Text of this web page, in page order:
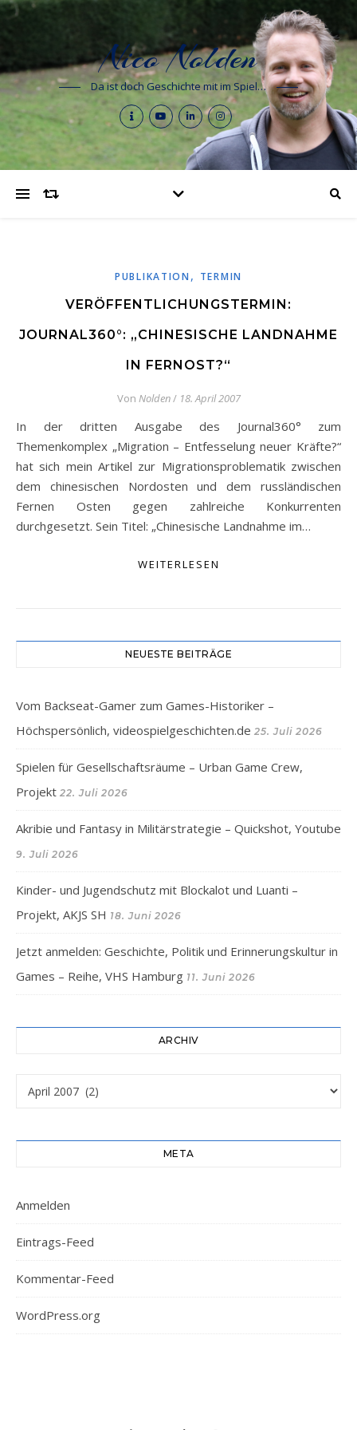
Nico Nolden
Da ist doch Geschichte mit im Spiel…
PUBLIKATION , TERMIN
VERÖFFENTLICHUNGSTERMIN:
JOURNAL360°: „CHINESISCHE LANDNAHME
IN FERNOST?“
Von Nolden/ 18. April 2007
In der dritten Ausgabe des Journal360° zum
Themenkomplex „Migration – Entfesselung neuer Kräfte?“
hat sich mein Artikel zur Migrationsproblematik zwischen
dem chinesischen Nordosten und dem russländischen
Fernen Osten gegen zahlreiche Konkurrenten
durchgesetzt. Sein Titel: „Chinesische Landnahme im…
WEITERLESEN
NEUESTE BEITRÄGE
Vom Backseat-Gamer zum Games-Historiker –
Höchspersönlich, videospielgeschichten.de 25. Juli 2026
Spielen für Gesellschaftsräume – Urban Game Crew,
Projekt 22. Juli 2026
Akribie und Fantasy in Militärstrategie – Quickshot, Youtube
9. Juli 2026
Kinder- und Jugendschutz mit Blockalot und Luanti –
Projekt, AKJS SH 18. Juni 2026
Jetzt anmelden: Geschichte, Politik und Erinnerungskultur in
Games – Reihe, VHS Hamburg 11. Juni 2026
ARCHIV
META
Anmelden
Eintrags-Feed
Kommentar-Feed
WordPress.org